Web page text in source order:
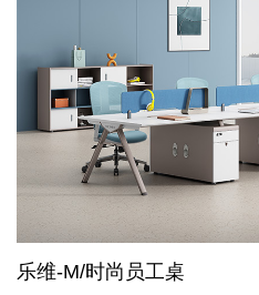
乐维-M/时尚员工桌